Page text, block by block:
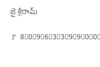
జై శ్రీరామ్
🚩